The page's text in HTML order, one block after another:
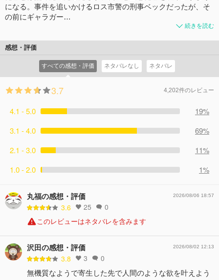
になる。事件を追いかけるロス市警の刑事ベックだったが、そ
の前にギャラガー…
続きを読む
感想・評価
すべての感想・評価 ネタバレなし ネタバレ
3.7 4,202件のレビュー
4.1 - 5.0
19%
3.1 - 4.0
69%
2.1 - 3.0
11%
1.0 - 2.0
1%
丸福の感想・評価
3.6 25 0
2026/08/06 18:57
このレビューはネタバレを含みます
沢田の感想・評価
3.8 3 0
2026/08/02 12:13
無機質なようで寄生した先で人間のような欲を叶えよう